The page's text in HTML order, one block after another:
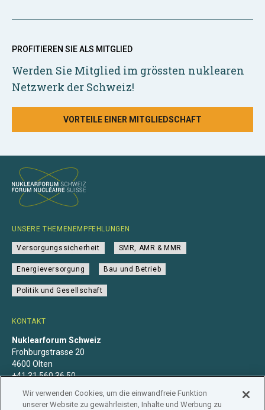
PROFITIEREN SIE ALS MITGLIED
Werden Sie Mitglied im grössten nuklearen
Netzwerk der Schweiz!
VORTEILE EINER MITGLIEDSCHAFT
KONTAKT
Nuklearforum Schweiz
Frohburgstrasse 20
4600 Olten
+41 31 560 36 50
UNSERE THEMENEMPFEHLUNGEN
Versorgungssicherheit SMR, AMR & MMR
Energieversorgung Bau und Betrieb
Politik und Gesellschaft
Wir verwenden Cookies, um die einwandfreie Funktion
unserer Website zu gewährleisten, Inhalte und Werbung zu